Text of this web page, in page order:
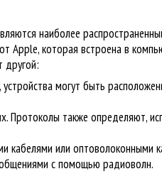
наиболее
Apple, которая встроена в
другой:
могут быть
Протоколы также определяют,
кабелями или оптоволоконными
с помощью радиоволн.